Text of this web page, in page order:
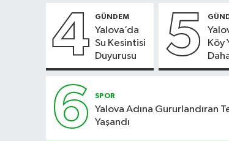
4 GÜNDEM
Yalova’da
Su Kesintisi
Duyurusu
5
Köy
6 SPOR
Yalova Adına Gururlandıran
Yaşandı